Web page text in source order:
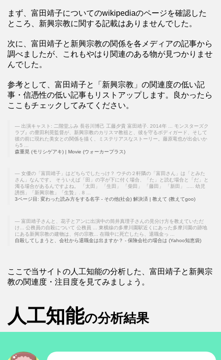
まず、富田靖子についてのwikipediaのページを確認した
ところ、新興宗教に関する記載はありませんでした。
次に、富田靖子と新興宗教の関係を各メディアの記事から
調べましたが、これもやはり関連のある物が見つかりませ
んでした。
参考として、富田靖子と「新興宗教」の関連度の低い記
事・信憑性の低い記事もリストアップします。良かったら
ここもチェックしてみてください。
出演キャスト: 二階堂ふみ 長谷川博己 工藤夕貴 富田靖子. 2014年 ... モンスターズク
ラブ』の豊田利晃監督が、新興宗教のカリスマ教祖と、彼を守るボディガード、そして
彼の前に現れた美女との関係を描く、ミステリアスなストーリー。藤原竜也が出会いか
ら5 ...
森重晃 (モリシゲアキ) | Movie (ウォーカープラス)
女優の「富田靖子」はどちらでしたっけ？ ウチの２軒隣の「富田さん」は「とみた
さん」なんです。 そういえば「田」の字が下に付く場合、「た」と読む場合と「だ」と
濁る場合があるんですよね。 「太田」 「生田」 「柴田」 「藤田」 「新田」 ..... 幼児
誘拐」「新興宗教」「生贄」. 8 ...
3ページ目: 変わった読み方をする名字 - その他(社会) 解決済 | 教えて (教えてgoo)
富田靖子さんと、花子とアンに出演中の筒井真理子さんの見分け方を教えていただ
け... 公務員の自殺について 公務員 ... 東横線の多摩川園駅近くにあった多摩川園の跡地
にある新興宗教の建物は、何の宗教... 在職中に死亡したら、退職金っ ...
自殺してしまうと、会社から退職金は出ますか？ - 保険会社の場合は (Yahoo知恵袋)
ここで当サイトの人工知能の分析した、富田靖子と新興宗
教の関連度・注目度を見てみましょう。
人工知能の分析結果